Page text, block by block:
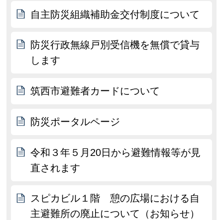
自主防災組織補助金交付制度について
防災行政無線戸別受信機を無償で貸与
します
筑西市避難者カードについて
防災ポータルページ
令和３年５月20日から避難情報等が見
直されます
スピカビル１階 憩の広場における自
主避難所の廃止について（お知らせ）